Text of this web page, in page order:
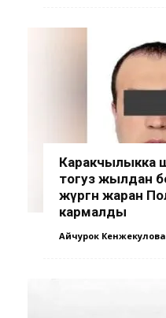
Каракчылыкка
тогуз жылдан
жүргөн жаран
кармалды
Айчурок Кенжекулова